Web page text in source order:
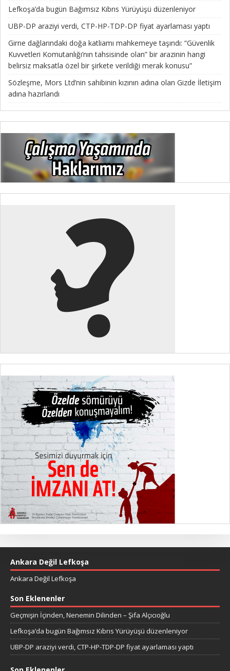
Lefkoşa’da bugün Bağımsız Kıbrıs Yürüyüşü düzenleniyor
UBP-DP araziyi verdi, CTP-HP-TDP-DP fiyat ayarlaması yaptı
Girne dağlarındaki doğa katliamı mahkemeye taşındı: “Güvenlik
Kuvvetleri Komutanlığı’nın tahsisinde olan” bir arazinin hangi
belirsiz maksatla özel bir şirkete verildiği merak konusu”
Sözleşme, Mors Ltd’nin sahibinin kızının adına olan Gizde İletişim
adına hazırlandı
Ankara Değil Lefkoşa
Ankara Değil Lefkoşa
Son Eklenenler
Geçmişin İçinden, Nenemin Dilinden – Şifa Alçıcıoğlu
Lefkoşa’da bugün Bağımsız Kıbrıs Yürüyüşü düzenleniyor
UBP-DP araziyi verdi, CTP-HP-TDP-DP fiyat ayarlaması yaptı